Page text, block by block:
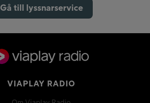
Gå till lyssnarservice
VIAPLAY RADIO